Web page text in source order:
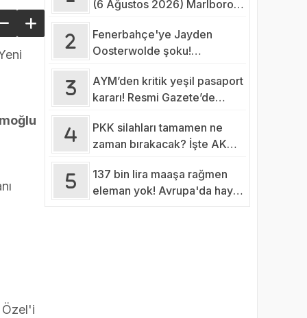
Özel'i
(6 Ağustos 2026) Marlboro,
Fiyatı 2026
Fenerbahçe'ye Jayden
Oosterwolde şoku!
oldu
AYM’den kritik yeşil pasaport
kararı! Resmi Gazete’de
PKK silahları tamamen ne
zaman bırakacak? İşte AK
137 bin lira maaşa rağmen
eleman yok! Avrupa'da hayat